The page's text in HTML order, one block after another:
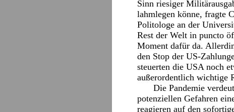
Sinn riesiger
lahmlegen könne, fragte
Politologe an der
Rest der Welt in puncto
Moment dafür da.
den Stop der US-
steuerten die USA noch
außerordentlich wichtige
Die Pandemie
potenziellen Gefahren
reagieren auf den